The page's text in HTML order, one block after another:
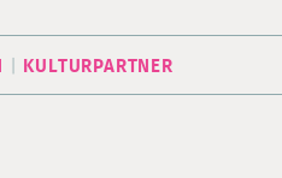
KULTURPARTNER